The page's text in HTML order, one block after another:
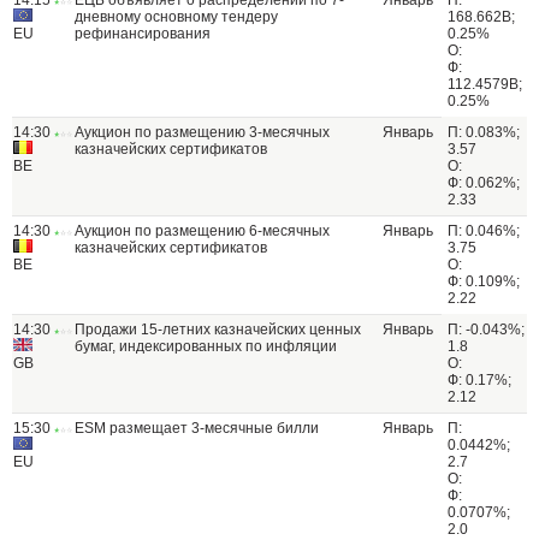
EU
дневному основному тендеру
рефинансирования
168.662B;
0.25%
О:
Ф:
112.4579B;
0.25%
14:30
BE
Аукцион по размещению 3-месячных
казначейских сертификатов
Январь
П: 0.083%;
3.57
О:
Ф: 0.062%;
2.33
14:30
BE
Аукцион по размещению 6-месячных
казначейских сертификатов
Январь
П: 0.046%;
3.75
О:
Ф: 0.109%;
2.22
14:30
GB
Продажи 15-летних казначейских ценных
бумаг, индексированных по инфляции
Январь
П: -0.043%;
1.8
О:
Ф: 0.17%;
2.12
15:30
EU
ESM размещает 3-месячные билли Январь
П:
0.0442%;
2.7
О:
Ф:
0.0707%;
2.0